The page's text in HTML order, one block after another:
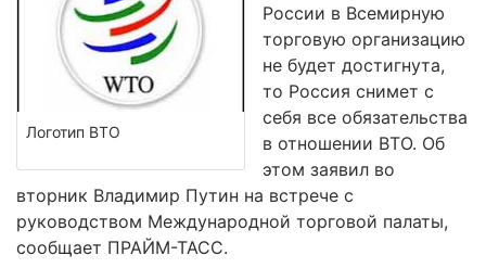
Логотип ВТО
России в Всемирную
торговую организацию
не будет достигнута,
то Россия снимет с
себя все обязательства
в отношении ВТО. Об
этом заявил во
вторник Владимир Путин на встрече с
руководством Международной торговой палаты,
сообщает ПРАЙМ-ТАСС.